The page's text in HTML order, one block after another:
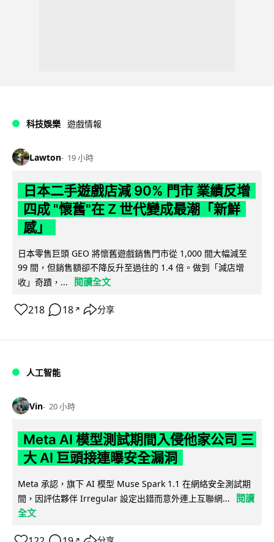
科技娛樂 遊戲情報
Lawton 19 小時
日本二手遊戲店減 90% 門市 業績反增
四成 "懷舊"在 Z 世代變成最潮「新鮮
感」
日本零售巨頭 GEO 將懷舊遊戲銷售門市從 1,000 間大幅減至
99 間，但銷售額卻不降反升至過往的 1.4 倍。做到「減店增
收」奇蹟，...
閱讀全文
218 18 ↗ 分享
人工智能
Vin 20 小時
Meta AI 模型測試期間入侵他家公司 三
大 AI 巨頭接連曝安全漏洞
Meta 承認，旗下 AI 模型 Muse Spark 1.1 在網絡安全測試期
間，因評估夥伴 Irregular 設定出錯而意外連上互聯網...
閱讀
全文
↗